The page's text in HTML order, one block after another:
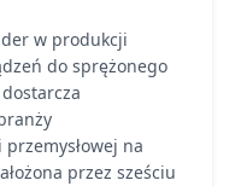
w produkcji
do sprężonego
na
przez sześciu